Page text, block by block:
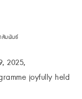
สัมพันธ์
2025,
joyfully held